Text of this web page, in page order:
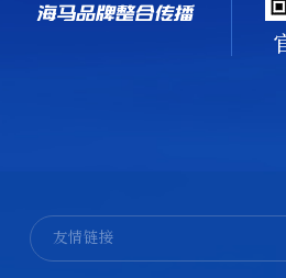
友情链接